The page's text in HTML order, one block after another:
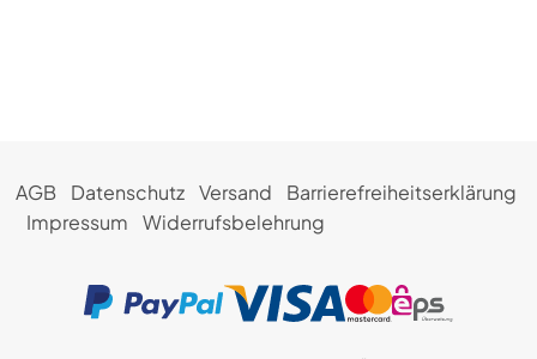
AGB Datenschutz Versand
Barrierefreiheitserklärung
Impressum
Widerrufsbelehrung